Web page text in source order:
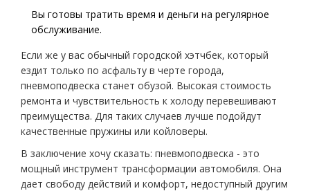
Вы готовы тратить время и деньги на регулярное
обслуживание.
Если же у вас обычный городской хэтчбек, который
ездит только по асфальту в черте города,
пневмоподвеска станет обузой. Высокая стоимость
ремонта и чувствительность к холоду перевешивают
преимущества. Для таких случаев лучше подойдут
качественные пружины или койловеры.
В заключение хочу сказать: пневмоподвеска - это
мощный инструмент трансформации автомобиля. Она
дает свободу действий и комфорт, недоступный другим